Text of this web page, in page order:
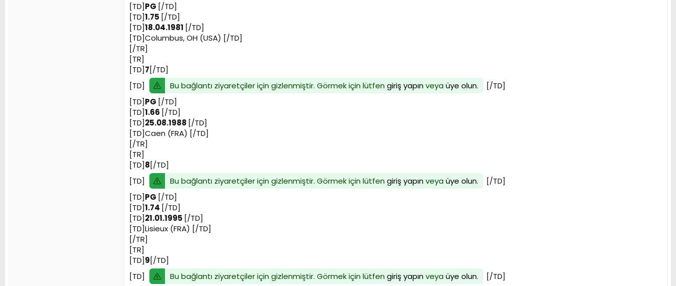
[TD]PG [/TD]
[TD]1.75 [/TD]
[TD]18.04.1981 [/TD]
[TD]Columbus, OH (USA) [/TD]
[/TR]
[TR]
[TD]7[/TD]
[TD]
Bu bağlantı ziyaretçiler için gizlenmiştir. Görmek için lütfen giriş yapınveya üye olun.
[/TD]
[TD]PG [/TD]
[TD]1.66 [/TD]
[TD]25.08.1988 [/TD]
[TD]Caen (FRA) [/TD]
[/TR]
[TR]
[TD]8[/TD]
[TD]
Bu bağlantı ziyaretçiler için gizlenmiştir. Görmek için lütfen giriş yapınveya üye olun.
[/TD]
[TD]PG [/TD]
[TD]1.74 [/TD]
[TD]21.01.1995 [/TD]
[TD]Lisieux (FRA) [/TD]
[/TR]
[TR]
[TD]9[/TD]
[TD]
Bu bağlantı ziyaretçiler için gizlenmiştir. Görmek için lütfen giriş yapınveya üye olun.
[/TD]